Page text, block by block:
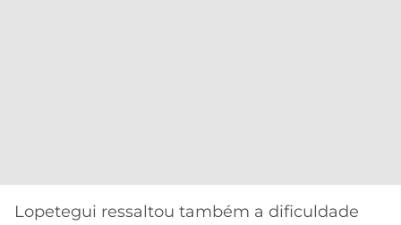
Lopetegui ressaltou também a dificuldade